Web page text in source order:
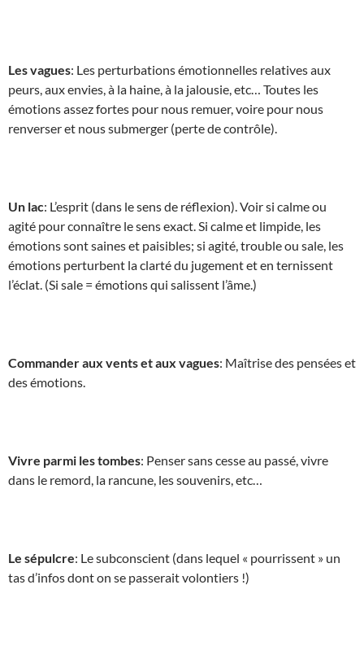
Les vagues: Les perturbations émotionnelles relatives aux
peurs, aux envies, à la haine, à la jalousie, etc… Toutes les
émotions assez fortes pour nous remuer, voire pour nous
renverser et nous submerger (perte de contrôle).
Un lac: L’esprit (dans le sens de réflexion). Voir si calme ou
agité pour connaître le sens exact. Si calme et limpide, les
émotions sont saines et paisibles; si agité, trouble ou sale, les
émotions perturbent la clarté du jugement et en ternissent
l’éclat. (Si sale = émotions qui salissent l’âme.)
Commander aux vents et aux vagues: Maîtrise des pensées et
des émotions.
Vivre parmi les tombes: Penser sans cesse au passé, vivre
dans le remord, la rancune, les souvenirs, etc…
Le sépulcre: Le subconscient (dans lequel « pourrissent » un
tas d’infos dont on se passerait volontiers !)